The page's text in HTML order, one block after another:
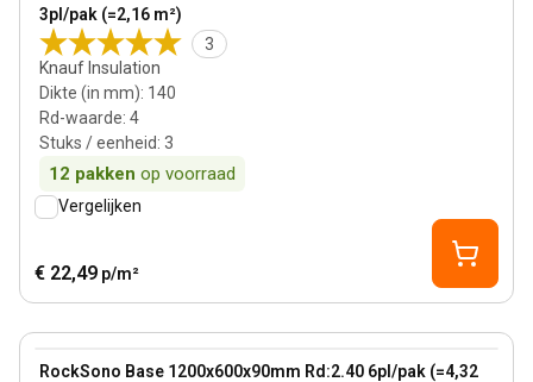
3pl/pak (=2,16 m²)
3
Knauf Insulation
Dikte (in mm): 140
Rd-waarde: 4
Stuks / eenheid: 3
12 pakken op voorraad
Vergelijken
€ 22,49 p/m²
RockSono Base 1200x600x90mm Rd:2.40 6pl/pak (=4,32
View product